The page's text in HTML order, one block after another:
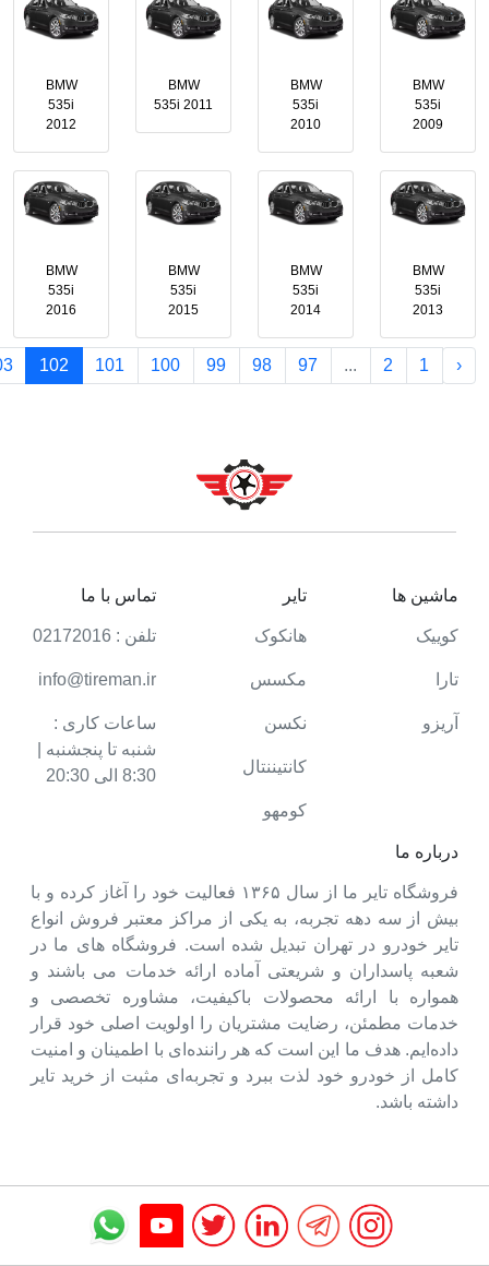
BMW
535i
2009
BMW
535i
2010
BMW
535i 2011
BMW
535i
2012
BMW
535i
2013
BMW
535i
2014
BMW
535i
2015
BMW
535i
2016
‹
1
2
...
97
98
99
100
101
102
درباره ما
فروشگاه تایر ما از سال ۱۳۶۵ فعالیت خود را آغاز کرده و با
بیش از سه دهه تجربه، به یکی از مراکز معتبر فروش انواع
تایر خودرو در تهران تبدیل شده است. فروشگاه های ما در
شعبه پاسداران و شریعتی آماده ارائه خدمات می باشند و
همواره با ارائه محصولات باکیفیت، مشاوره تخصصی و
خدمات مطمئن، رضایت مشتریان را اولویت اصلی خود قرار
داده‌ایم. هدف ما این است که هر راننده‌ای با اطمینان و امنیت
کامل از خودرو خود لذت ببرد و تجربه‌ای مثبت از خرید تایر
داشته باشد.
ماشین ها
کوییک
تارا
آریزو
تایر
هانکوک
مکسس
نکسن
کانتیننتال
کومهو
تماس با ما
تلفن : 02172016
info@tireman.ir
ساعات کاری :
شنبه تا پنجشنبه |
8:30 الی 20:30